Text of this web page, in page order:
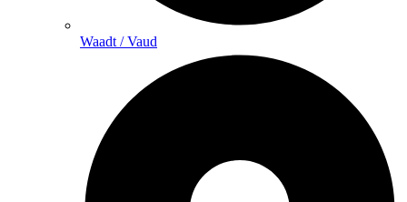
Waadt / Vaud